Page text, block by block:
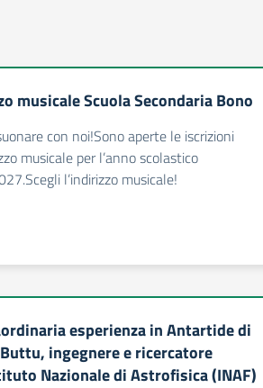
musicale Scuola Secondaria Bono
con noi!Sono aperte le iscrizioni
musicale per l’anno scolastico
l’indirizzo musicale!
esperienza in Antartide di
ingegnere e ricercatore
Nazionale di Astrofisica (INAF)